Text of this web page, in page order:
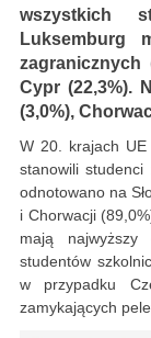
wszystkich
Luksemburg
zagranicznych
Cypr (22,3%).
(3,0%),
W 20. krajach UE
stanowili
odnotowano na
i Chorwacji
mają najwyższy
studentów
w przypadku
zamykających